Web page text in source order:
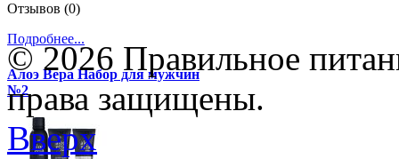
Отзывов (0)
Подробнее...
Алоэ Вера Набор для мужчин
№2
© 2026 Правильное
права защищены.
Вверх